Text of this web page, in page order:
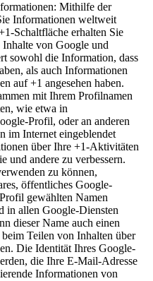
Mithilfe der
Informationen weltweit
Schaltfläche erhalten Sie
Inhalte von Google und
sowohl die Information, dass
als auch Informationen
auf +1 angesehen haben.
mit Ihrem Profilnamen
wie etwa in
Profil, oder an anderen
im Internet eingeblendet
über Ihre +1-Aktivitäten
und andere zu verbessern.
zu können,
öffentliches Google-
gewählten Namen
in allen Google-Diensten
dieser Name auch einen
Teilen von Inhalten über
Die Identität Ihres Google-
die Ihre E-Mail-Adresse
Informationen von